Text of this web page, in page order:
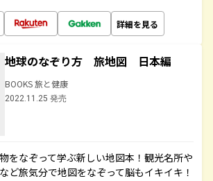
詳細を見る
地球のなぞり方 旅地図 日本編
BOOKS 旅と健康
2022.11.25 発売
をなぞって学ぶ新しい地図本！観光名所や
ど旅気分で地図をなぞって脳もイキイキ！